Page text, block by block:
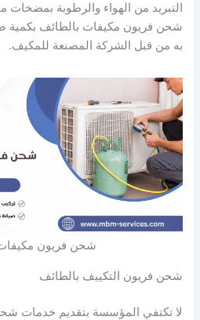
التبريد من الهواء والرطوبة
شحن فريون مكيفات بالطائف
به من قبل الشركة المصنعة للمكيف.
شحن فريون
شحن فريون التكييف بالطائف
لا تكتفي المؤسسة بتقديم خدمات